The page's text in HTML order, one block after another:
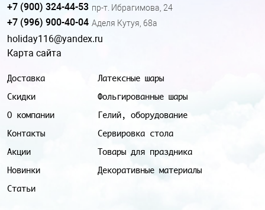
Доставка
Скидки
О компании
Контакты
Акции
Новинки
Статьи
Латексные шары
Фольгированные шары
Гелий, оборудование
Сервировка стола
Товары для праздника
Декоративные материалы
+7 (900) 324-44-53 пр-т. Ибрагимова, 24
+7 (996) 900-40-04 Аделя Кутуя, 68а
holiday116@yandex.ru
Карта сайта